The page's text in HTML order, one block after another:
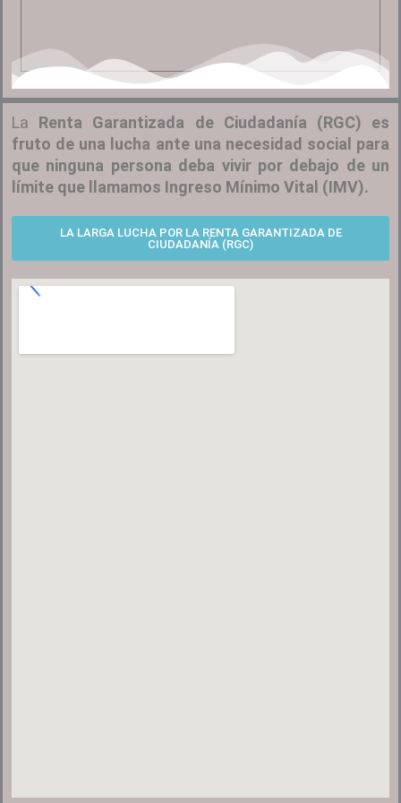
La Renta Garantizada de Ciudadanía (RGC) es
fruto de una lucha ante una necesidad social para
que ninguna persona deba vivir por debajo de un
límite que llamamos Ingreso Mínimo Vital (IMV).
LA LARGA LUCHA POR LA RENTA GARANTIZADA DE
CIUDADANÍA (RGC)